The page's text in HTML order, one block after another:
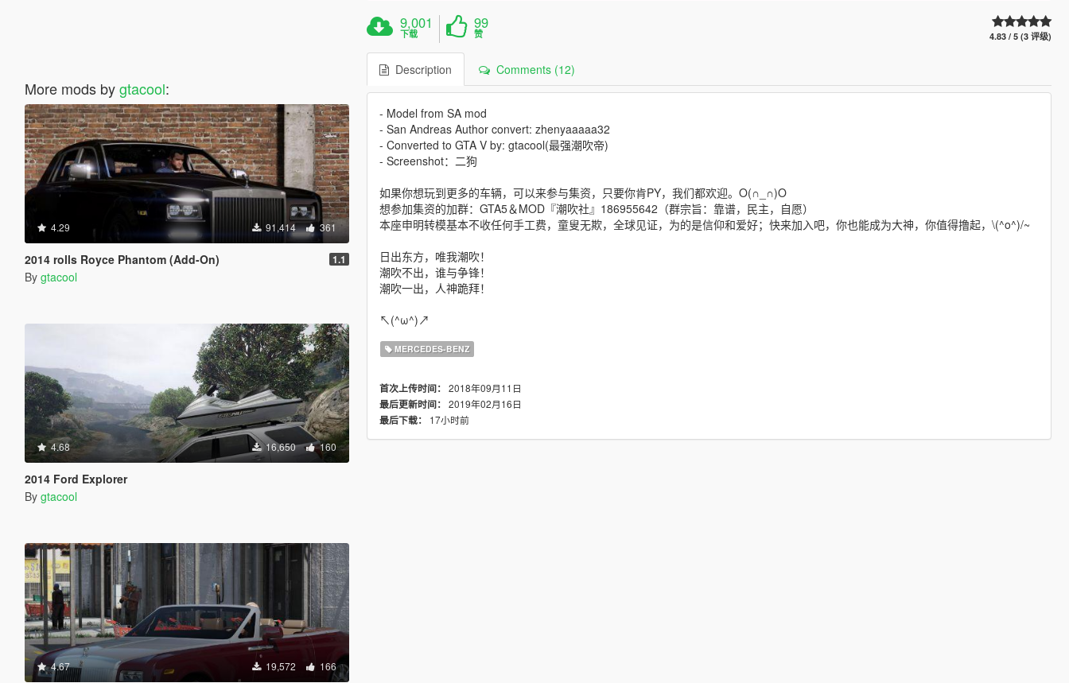
More mods bygtacool:
4.29 91,414 361
2014 rolls Royce Phantom (Add-On) 1.1
By gtacool
4.68 16,650 160
2014 Ford Explorer
By gtacool
4.67 19,572 166
9,001
下载
99
赞 4.83 / 5 (3 评级)
Description Comments (12)
- Model from SA mod
- San Andreas Author convert: zhenyaaaaa32
- Converted to GTA V by: gtacool(最强潮吹帝)
- Screenshot：二狗
如果你想玩到更多的车辆，可以来参与集资，只要你肯PY，我们都欢迎。O(∩_∩)O
想参加集资的加群：GTA5＆MOD『潮吹社』186955642（群宗旨：靠谱，民主，自愿）
本座申明转模基本不收任何手工费，童叟无欺，全球见证，为的是信仰和爱好；快来加入吧，你也能成为大神，你值得撸起，\(^o^)/~
日出东方，唯我潮吹！
潮吹不出，谁与争锋！
潮吹一出，人神跪拜！
↖(^ω^)↗
MERCEDES-BENZ
首次上传时间： 2018年09月11日
最后更新时间： 2019年02月16日
最后下载：
17小时前